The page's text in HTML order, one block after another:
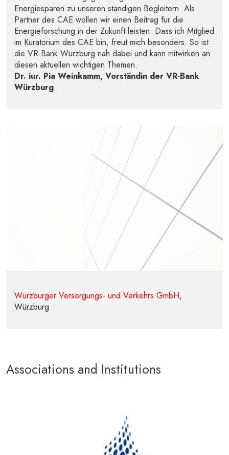
Energiesparen zu unseren ständigen Begleitern. Als
Partner des CAE wollen wir einen Beitrag für die
Energieforschung in der Zukunft leisten. Dass ich Mitglied
im Kuratorium des CAE bin, freut mich besonders. So ist
die VR-Bank Würzburg nah dabei und kann mitwirken an
diesen aktuellen wichtigen Themen.
Dr. iur. Pia Weinkamm, Vorständin der VR-Bank
Würzburg
Würzburger Versorgungs- und Verkehrs GmbH,
Würzburg
Associations and Institutions